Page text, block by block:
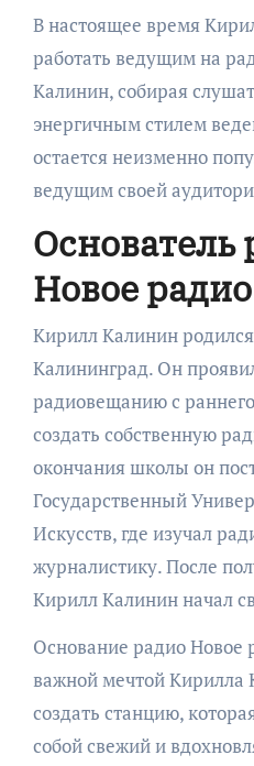
В настоящее время
работать ведущим на
Калинин, собирая
энергичным стилем
остается неизменно
ведущим своей
Основатель
Новое
Кирилл Калинин родился
Калининград. Он
радиовещанию с
создать собственную
окончания школы он
Государственный
Искусств, где изучал
журналистику. После
Кирилл Калинин начал
Основание радио Новое
важной мечтой Кирилла
создать станцию,
собой свежий и